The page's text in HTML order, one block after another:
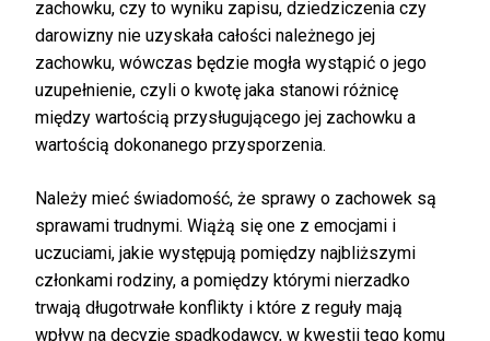
zachowku, czy to wyniku zapisu, dziedziczenia czy
darowizny nie uzyskała całości należnego jej
zachowku, wówczas będzie mogła wystąpić o jego
uzupełnienie, czyli o kwotę jaka stanowi różnicę
między wartością przysługującego jej zachowku a
wartością dokonanego przysporzenia.
Należy mieć świadomość, że sprawy o zachowek są
sprawami trudnymi. Wiążą się one z emocjami i
uczuciami, jakie występują pomiędzy najbliższymi
członkami rodziny, a pomiędzy którymi nierzadko
trwają długotrwałe konflikty i które z reguły mają
wpływ na decyzję spadkodawcy, w kwestii tego komu